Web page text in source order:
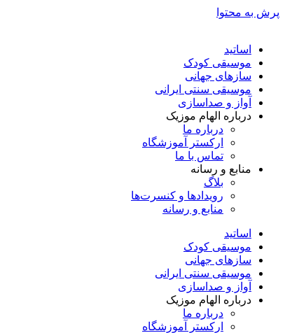
پرش به محتوا
اساتید
موسیقی کودک
سازهای جهانی
موسیقی سنتی ایرانی
آواز و صداسازی
درباره الهام موزیک
درباره ما
ارکستر آموزشگاه
تماس با ما
منابع و رسانه
بلاگ
رویدادها و کنسرت‌ها
منابع و رسانه
اساتید
موسیقی کودک
سازهای جهانی
موسیقی سنتی ایرانی
آواز و صداسازی
درباره الهام موزیک
درباره ما
ارکستر آموزشگاه